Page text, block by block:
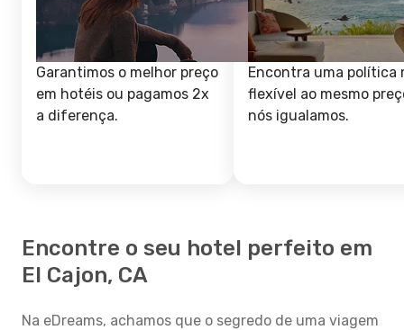
Garantimos o melhor preço
em hotéis ou pagamos 2x
a diferença.
Encontra uma política
flexível ao mesmo
nós igualamos.
Encontre o seu hotel perfeito em
El Cajon, CA
Na eDreams, achamos que o segredo de uma viagem